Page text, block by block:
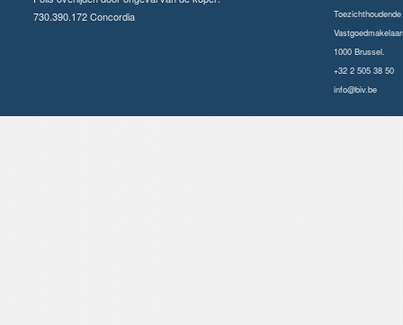
730.390.172 Concordia
1000 Brussel.
+32 2 505 38 50
info@biv.be